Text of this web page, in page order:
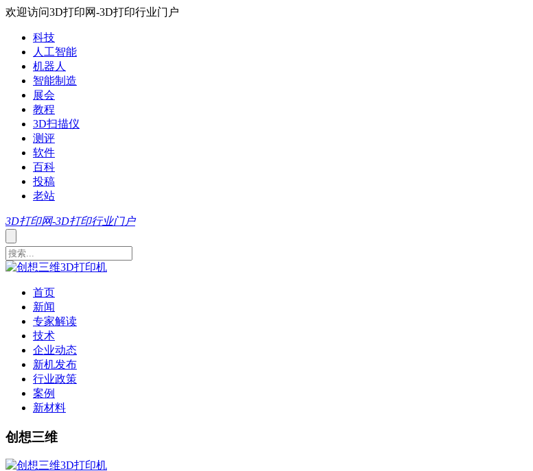
欢迎访问3D打印网-3D打印行业门户
科技
人工智能
机器人
智能制造
展会
教程
3D扫描仪
测评
软件
百科
投稿
老站
3D打印网-3D打印行业门户
首页
新闻
专家解读
技术
企业动态
新机发布
行业政策
案例
新材料
创想三维